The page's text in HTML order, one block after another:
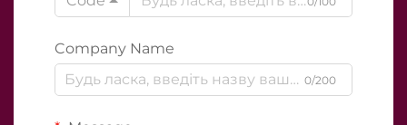
Company Name
0/200